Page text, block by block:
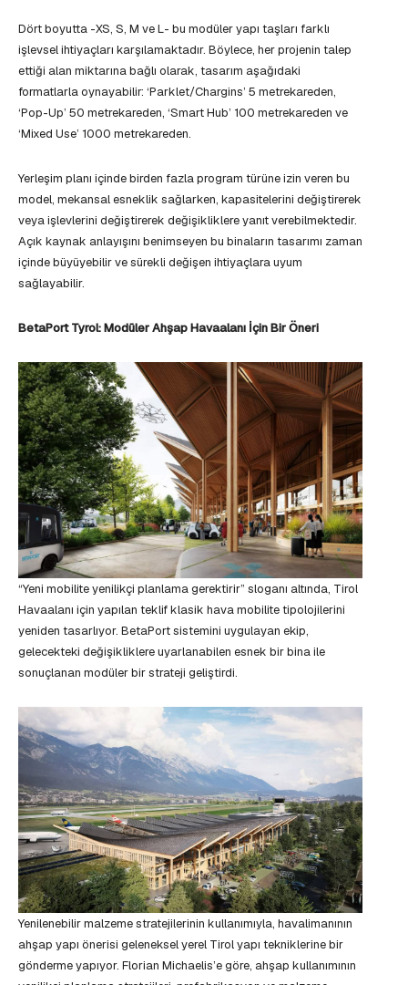
Dört boyutta -XS, S, M ve L- bu modüler yapı taşları farklı
işlevsel ihtiyaçları karşılamaktadır. Böylece, her projenin talep
ettiği alan miktarına bağlı olarak, tasarım aşağıdaki
formatlarla oynayabilir: ‘Parklet/Chargins’ 5 metrekareden,
‘Pop-Up’ 50 metrekareden, ‘Smart Hub’ 100 metrekareden ve
‘Mixed Use’ 1000 metrekareden.
Yerleşim planı içinde birden fazla program türüne izin veren bu
model, mekansal esneklik sağlarken, kapasitelerini değiştirerek
veya işlevlerini değiştirerek değişikliklere yanıt verebilmektedir.
Açık kaynak anlayışını benimseyen bu binaların tasarımı zaman
içinde büyüyebilir ve sürekli değişen ihtiyaçlara uyum
sağlayabilir.
BetaPort Tyrol: Modüler Ahşap Havaalanı İçin Bir Öneri
“Yeni mobilite yenilikçi planlama gerektirir” sloganı altında, Tirol
Havaalanı için yapılan teklif klasik hava mobilite tipolojilerini
yeniden tasarlıyor. BetaPort sistemini uygulayan ekip,
gelecekteki değişikliklere uyarlanabilen esnek bir bina ile
sonuçlanan modüler bir strateji geliştirdi.
Yenilenebilir malzeme stratejilerinin kullanımıyla, havalimanının
ahşap yapı önerisi geleneksel yerel Tirol yapı tekniklerine bir
gönderme yapıyor. Florian Michaelis’e göre, ahşap kullanımının